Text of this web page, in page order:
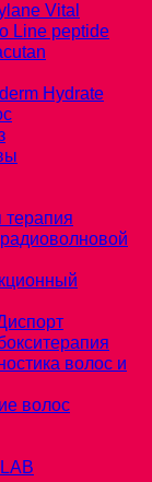
Vital
Line peptide
Hydrate
терапия
волос и
волос